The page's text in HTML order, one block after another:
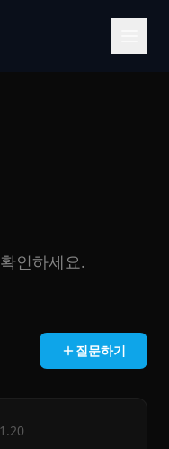
인하세요.
질문하기